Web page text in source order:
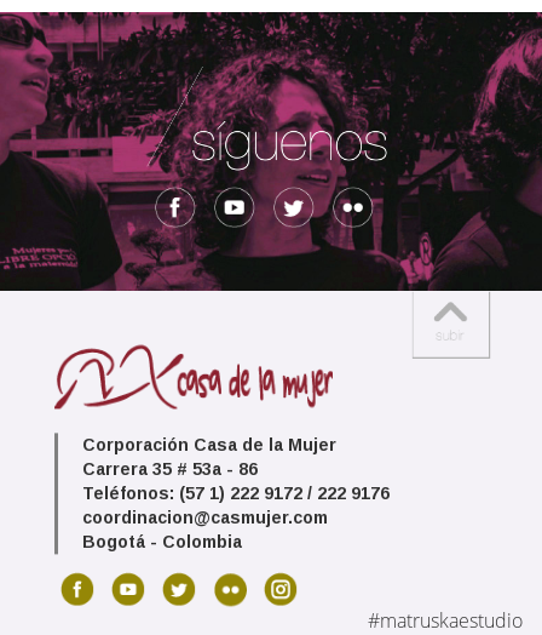
Corporación Casa de la Mujer
Carrera 35 # 53a - 86
Teléfonos: (57 1) 222 9172 / 222 9176
coordinacion@casmujer.com
Bogotá - Colombia
#matruskaestudio